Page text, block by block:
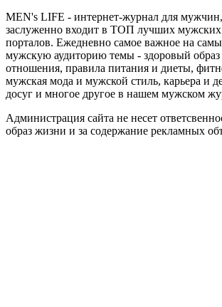
MEN's LIFE - интернет-журнал для
заслуженно входит в ТОП лучших
порталов. Ежедневно самое важное на
мужскую аудиторию темы - здоровый образ
отношения, правила питания и диеты,
мужская мода и мужской стиль, карьера и
досуг и многое другое в нашем мужском
Администрация сайта не несет
образ жизни и за содержание рекламных